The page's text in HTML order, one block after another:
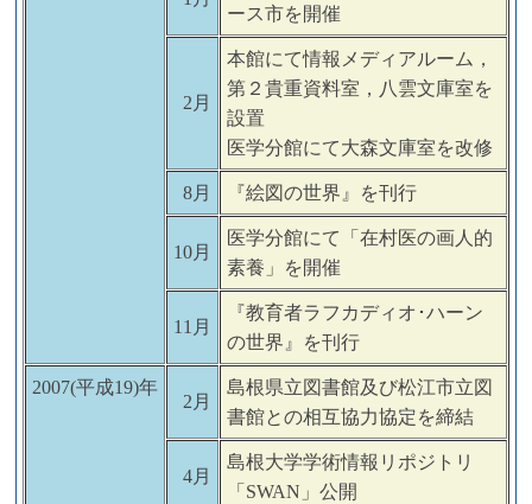
ース市を開催
2月
本館にて情報メディアルーム，
第２貴重資料室，八雲文庫室を
設置
医学分館にて大森文庫室を改修
8月 『絵図の世界』を刊行
10月
医学分館にて「在村医の画人的
素養」を開催
11月
『教育者ラフカディオ･ハーン
の世界』を刊行
2007(平成19)年
2月
島根県立図書館及び松江市立図
書館との相互協力協定を締結
4月
島根大学学術情報リポジトリ
「SWAN」公開